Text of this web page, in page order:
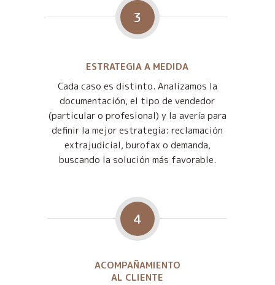
3
ESTRATEGIA A MEDIDA
Cada caso es distinto. Analizamos la
documentación, el tipo de vendedor
(particular o profesional) y la avería para
definir la mejor estrategia: reclamación
extrajudicial, burofax o demanda,
buscando la solución más favorable.
4
ACOMPAÑAMIENTO
AL CLIENTE